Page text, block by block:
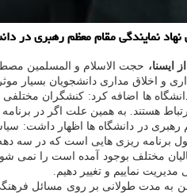
نمایندگی مقام معظم رهبری در
ایسنا، حجت الاسلام و المسلمین
و اخلاق مداری دانشجویان بسیار
ها اضافه کرد: کنشگران
هستند. به همین علت اگر در
رهبری در دانشگاه ها اظهار داشت:
برنامه ریزی هایی است که در سه
مختلف بوجود آمده است را نمی
نماییم و تغییر دهیم.
مدت طولانی بر روی مسائل